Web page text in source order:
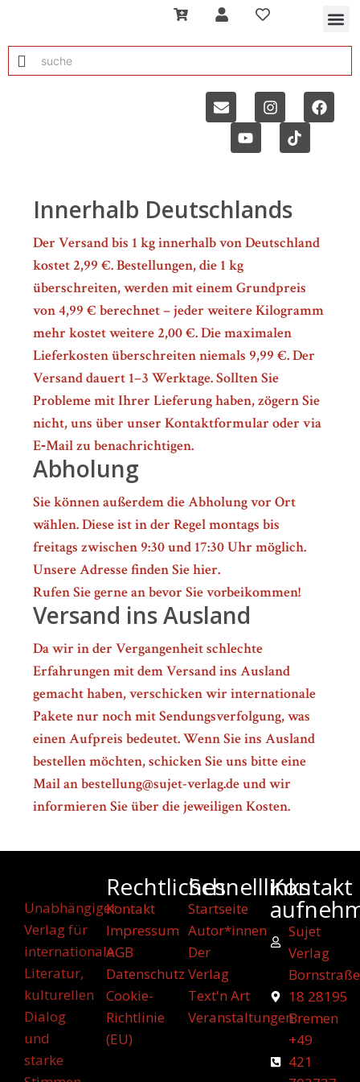
Innerhalb Deutschlands
Der Versand bis 1 kg innerhalb von Deutschland
kostet 2,99 €. Bestellungen, die 1 kg
überschreiten, werden mit einem Grundpreis
von 4,99 € berechnet – jeder weitere Kilogramm
mehr kostet weitere 2,00 €. Die maximalen
Lieferkosten überschreiten niemals 9,99 €. Der
Versand dauert 1–3 Werktage. Sollten Sie
Probleme mit Ihrer Lieferung haben, zögern Sie
nicht, uns über unser Kontaktformular oder via
E‑Mail zu benachrichtigen.
Abholung
Sie können außerdem die Abholung vor Ort
wählen. Diese ist in der Regel montags bis
freitags zwischen 9:30 und 17:30 Uhr möglich.
Unsere Adresse finden Sie hier.
Rufen Sie gerne an bevor Sie vorbeikommen!
Versand ins Ausland
Da wir in der Vergangenheit schlechte
Erfahrungen mit dem Versand ins Ausland
gemacht haben, verschicken wir internationale
Pakete nur noch mit Sendungsverfolgung, was
einen Aufpreis bedeutet. Wenn Sie ins Ausland
bestellen möchten, schicken Sie uns bitte eine
Mail an bestellung@sujet-verlag.de und wir
informieren Sie über die jeweiligen Kosten.
Unabhängiger
Verlag für
internationale
Literatur,
kulturellen
Dialog
und
starke
Rechtliches
Kontakt
Impressum
AGB
Datenschutz
Cookie-
Richtlinie
(EU)
Schnelllinks
Startseite
Autor*innen
Der
Verlag
Text'n Art
Veranstaltungen
Kontakt
Sujet
Verlag
Bornstraße
18 28195
Bremen
+49
421